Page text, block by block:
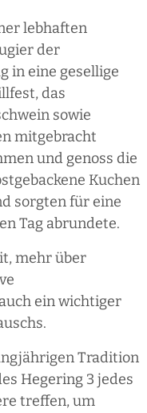
lebhaften
der
in eine gesellige
das
sowie
mitgebracht
und genoss die
Kuchen
sorgten für eine
Tag abrundete.
mehr über
ein wichtiger
Tradition
Hegering 3 jedes
treffen, um